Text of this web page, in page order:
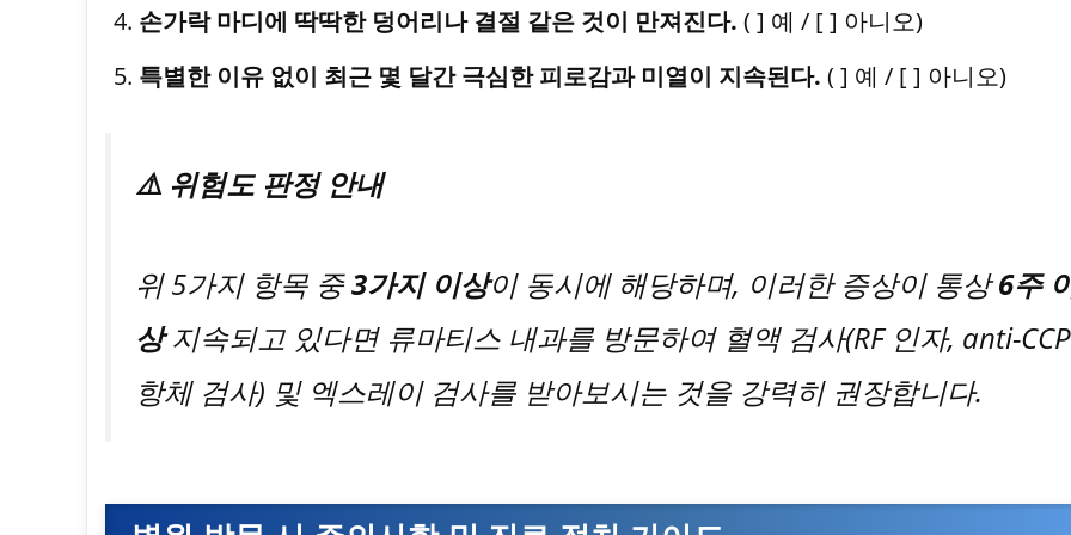
손가락 마디에 딱딱한 덩어리나 결절 같은 것이 만져진다. ( ] 예 / [ ] 아니오)
특별한 이유 없이 최근 몇 달간 극심한 피로감과 미열이 지속된다. ( ] 예 / [ ] 아니오)
⚠️ 위험도 판정 안내
위 5가지 항목 중3가지 이상이 동시에 해당하며, 이러한 증상이 통상6주
상지속되고 있다면 류마티스 내과를 방문하여 혈액 검사(RF 인자, anti-CCP
항체 검사) 및 엑스레이 검사를 받아보시는 것을 강력히 권장합니다.